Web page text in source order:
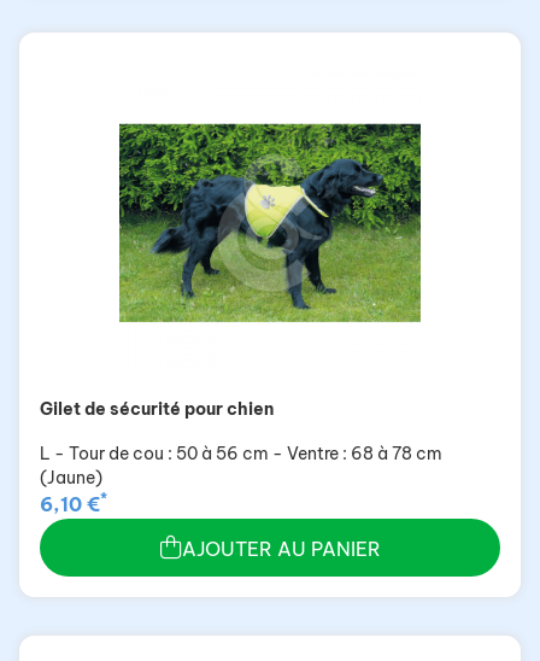
Gilet de sécurité pour chien
L - Tour de cou : 50 à 56 cm - Ventre : 68 à 78 cm
(Jaune)
6,10 €*
AJOUTER AU PANIER